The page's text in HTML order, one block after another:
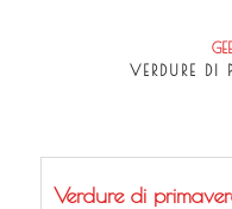
VERDURE
Verdure di